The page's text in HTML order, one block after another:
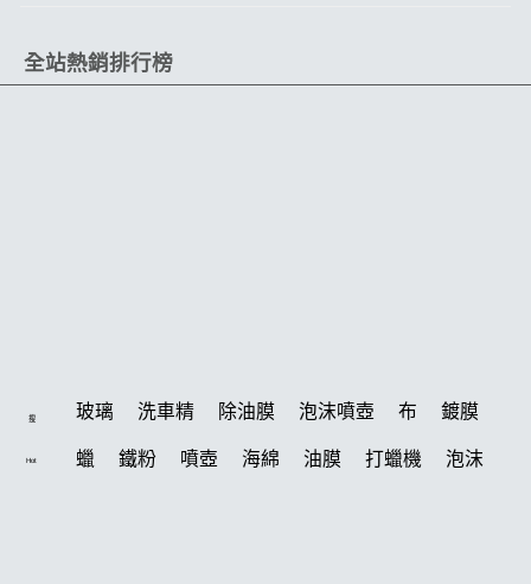
全站熱銷排行榜
搜
Hot
玻璃 洗車精 除油膜 泡沫噴壺 布 鍍膜
蠟 鐵粉 噴壺 海綿 油膜 打蠟機 泡沫